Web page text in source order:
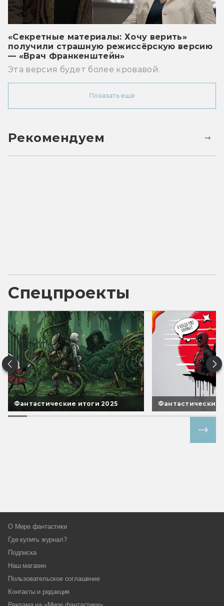
«Секретные материалы: Хочу верить»
получили страшную режиссёрскую версию
— «Врач Франкенштейн»
Эта версия будет более кровавой.
Показать ещё
Рекомендуем
Спецпроекты
Фантастические итоги 2025 Фантастические
О Мире фантастики
Где купить журнал?
Подписка
Наш магазин
Пользовательское соглашение
Контакты и редакция